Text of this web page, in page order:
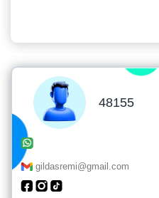
48155
gildasremi@gmail.com